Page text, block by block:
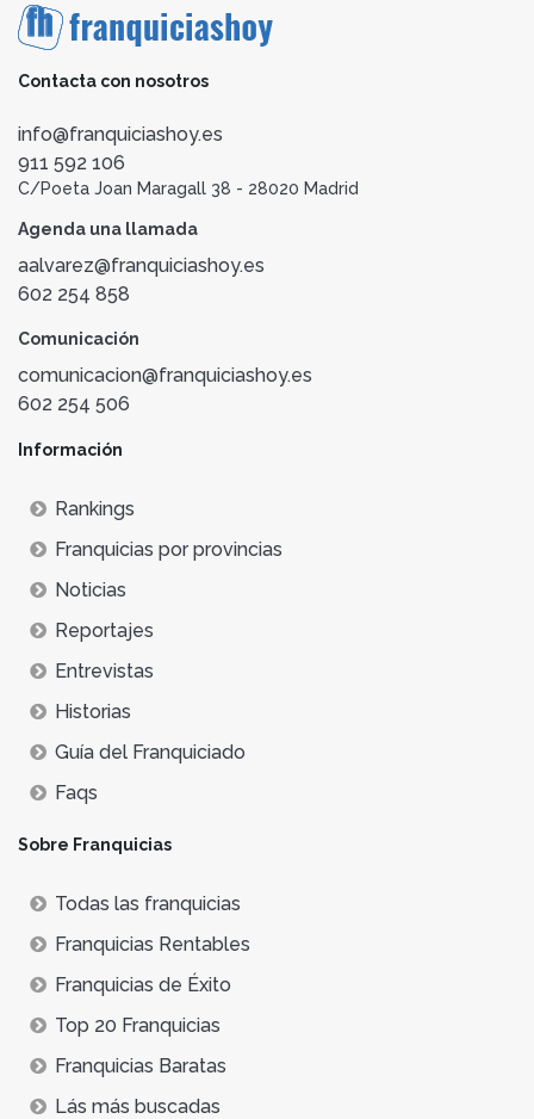
Contacta con nosotros
info@franquiciashoy.es
911 592 106
C/Poeta Joan Maragall 38 - 28020 Madrid
Agenda una llamada
aalvarez@franquiciashoy.es
602 254 858
Comunicación
comunicacion@franquiciashoy.es
602 254 506
Información
Rankings
Franquicias por provincias
Noticias
Reportajes
Entrevistas
Historias
Guía del Franquiciado
Faqs
Sobre Franquicias
Todas las franquicias
Franquicias Rentables
Franquicias de Éxito
Top 20 Franquicias
Franquicias Baratas
Lás más buscadas